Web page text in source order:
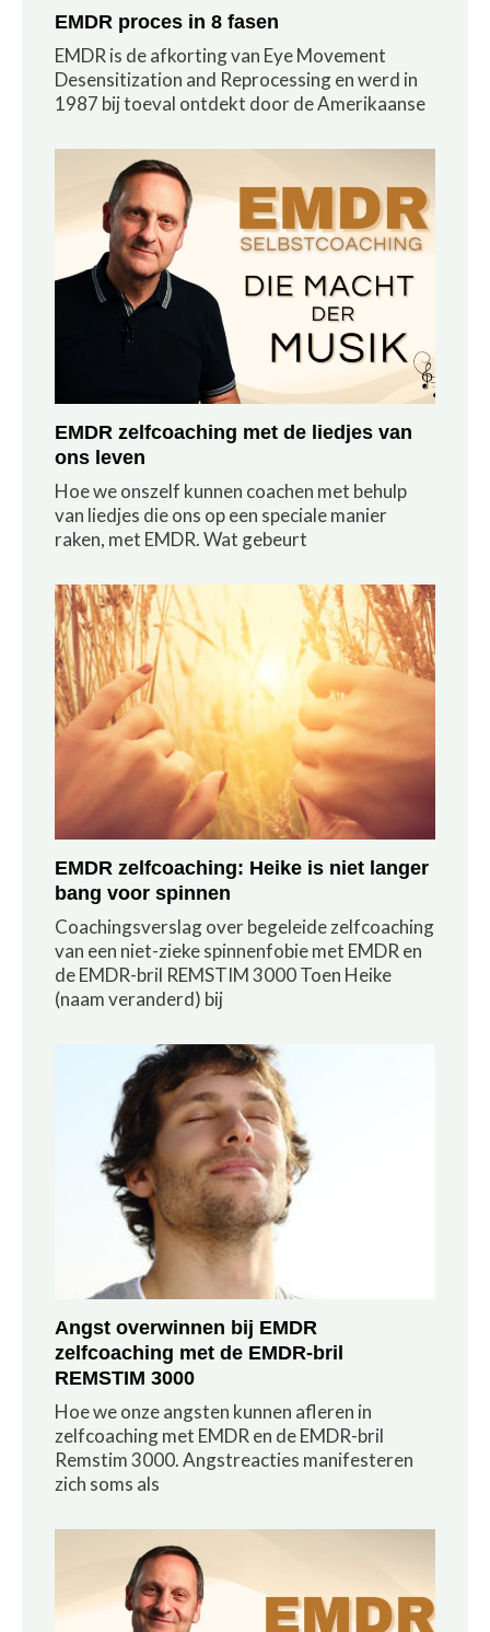
EMDR proces in 8 fasen
EMDR is de afkorting van Eye Movement
Desensitization and Reprocessing en werd in
1987 bij toeval ontdekt door de Amerikaanse
EMDR zelfcoaching met de liedjes van
ons leven
Hoe we onszelf kunnen coachen met behulp
van liedjes die ons op een speciale manier
raken, met EMDR. Wat gebeurt
EMDR zelfcoaching: Heike is niet langer
bang voor spinnen
Coachingsverslag over begeleide zelfcoaching
van een niet-zieke spinnenfobie met EMDR en
de EMDR-bril REMSTIM 3000 Toen Heike
(naam veranderd) bij
Angst overwinnen bij EMDR
zelfcoaching met de EMDR-bril
REMSTIM 3000
Hoe we onze angsten kunnen afleren in
zelfcoaching met EMDR en de EMDR-bril
Remstim 3000. Angstreacties manifesteren
zich soms als